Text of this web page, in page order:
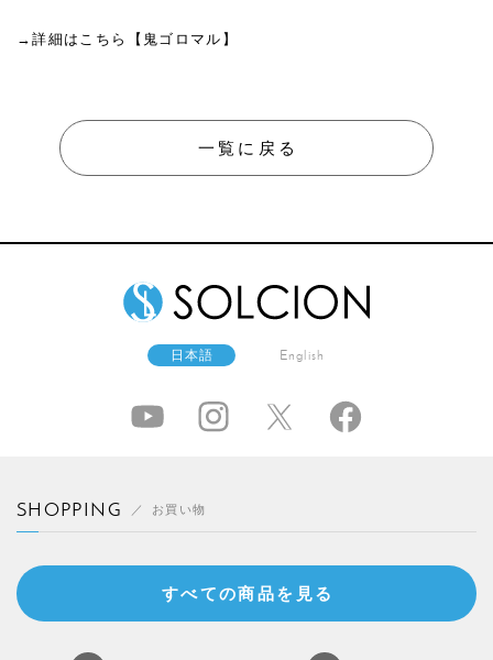
→詳細はこちら【鬼ゴロマル】
一覧に戻る
日本語 English
SHOPPING お買い物
すべての商品を見る